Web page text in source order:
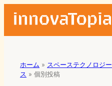
ホーム » スペーステクノロジー
ス » 個別投稿